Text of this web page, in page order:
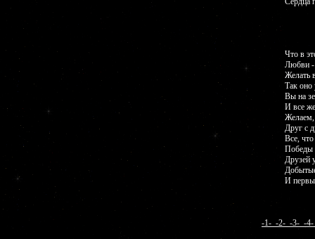
Что в
Любви -
Желать
Так оно
Вы на
И все
Желаем,
Друг с
Все,
Победы
Друзей
И
-1- -2- -3- -